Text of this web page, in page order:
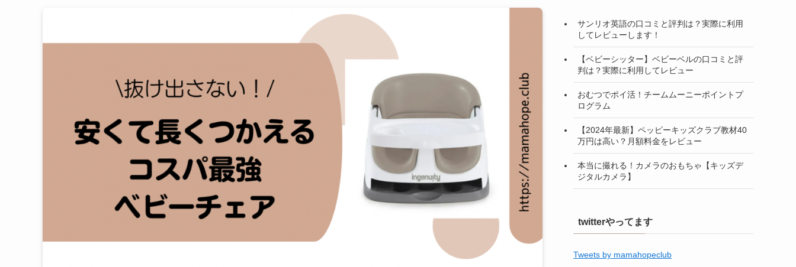
サンリオ英語の口コミと評判は？実際に利用
してレビューします！
【ベビーシッター】ベビーベルの口コミと評
判は？実際に利用してレビュー
おむつでポイ活！チームムーニーポイントプ
ログラム
【2024年最新】ペッピーキッズクラブ教材40
万円は高い？月額料金をレビュー
本当に撮れる！カメラのおもちゃ【キッズデ
ジタルカメラ】
twitterやってます
Tweets by mamahopeclub